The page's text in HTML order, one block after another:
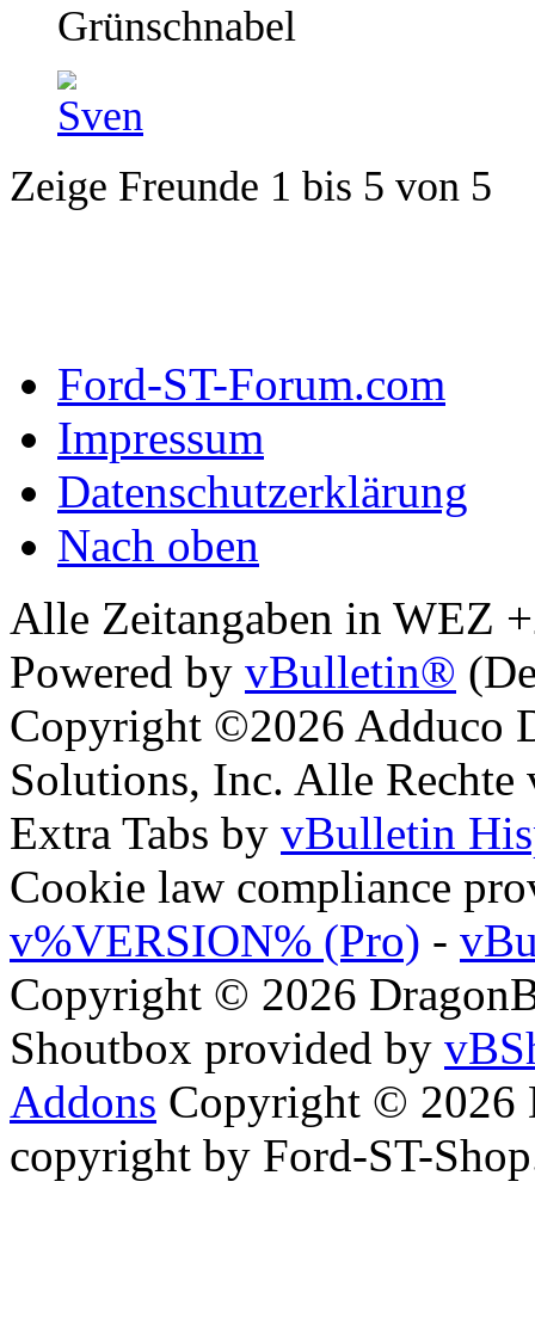
Grünschnabel
Zeige Freunde 1 bis 5 von 5
Ford-ST-Forum.com
Impressum
Datenschutzerklärung
Nach oben
Alle Zeitangaben in WEZ
Powered by vBulletin®
Copyright ©2026 Adduco
Solutions, Inc. Alle Rechte
Extra Tabs by vBulletin
Cookie law compliance
v%VERSION% (Pro) -
Copyright © 2026
Shoutbox provided by
Addons Copyright © 2026
copyright by Ford-ST-